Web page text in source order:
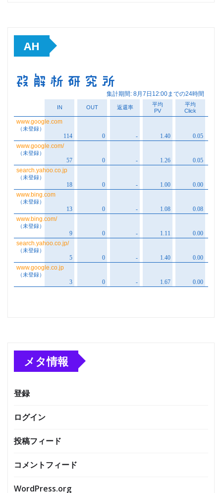
AH
メタ情報
登録
ログイン
投稿フィード
コメントフィード
WordPress.org